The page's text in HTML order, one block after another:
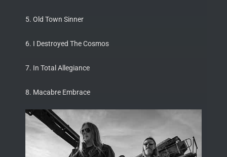
5. Old Town Sinner
6. I Destroyed The Cosmos
7. In Total Allegiance
8. Macabre Embrace